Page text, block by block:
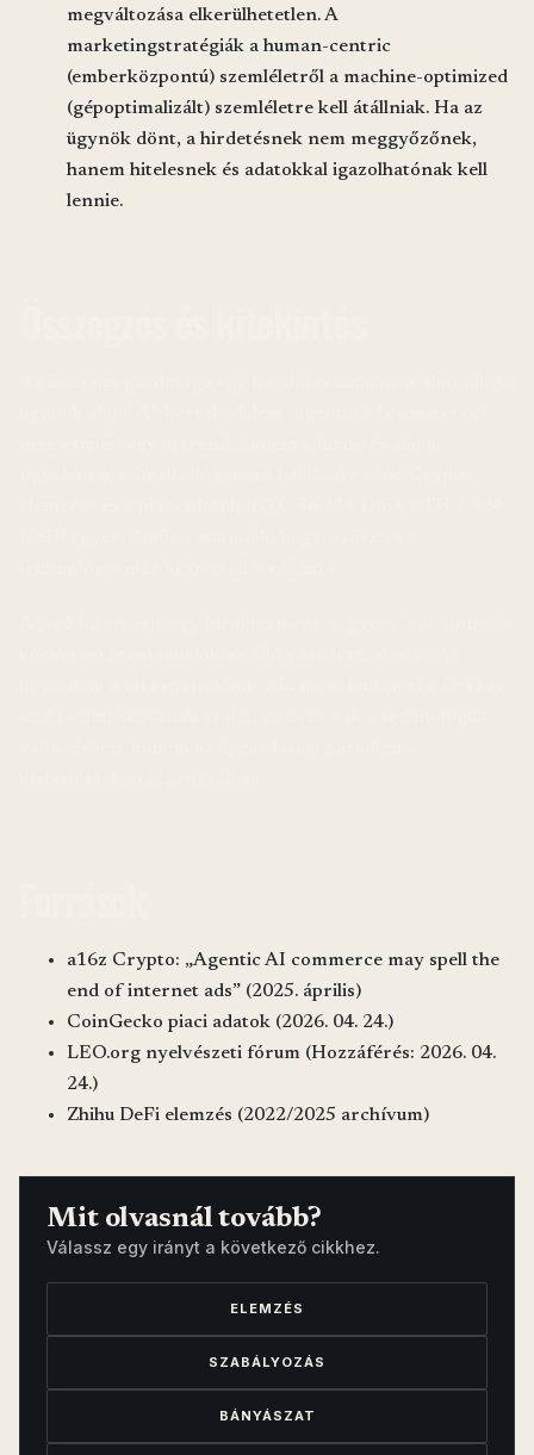
megváltozása elkerülhetetlen. A
marketingstratégiák a human-centric
(emberközpontú) szemléletről a machine-optimized
(gépoptimalizált) szemléletre kell átállniak. Ha az
ügynök dönt, a hirdetésnek nem meggyőzőnek,
hanem hitelesnek és adatokkal igazolhatónak kell
lennie.
a16z Crypto: „Agentic AI commerce may spell the
end of internet ads” (2025. április)
CoinGecko piaci adatok (2026. 04. 24.)
LEO.org nyelvészeti fórum (Hozzáférés: 2026. 04.
24.)
Zhihu DeFi elemzés (2022/2025 archívum)
Mit olvasnál tovább?
Válassz egy irányt a következő cikkhez.
ELEMZÉS
SZABÁLYOZÁS
BÁNYÁSZAT